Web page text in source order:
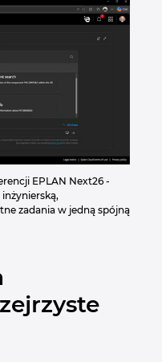
EPLAN Next26 -
zadania w jedną spójną